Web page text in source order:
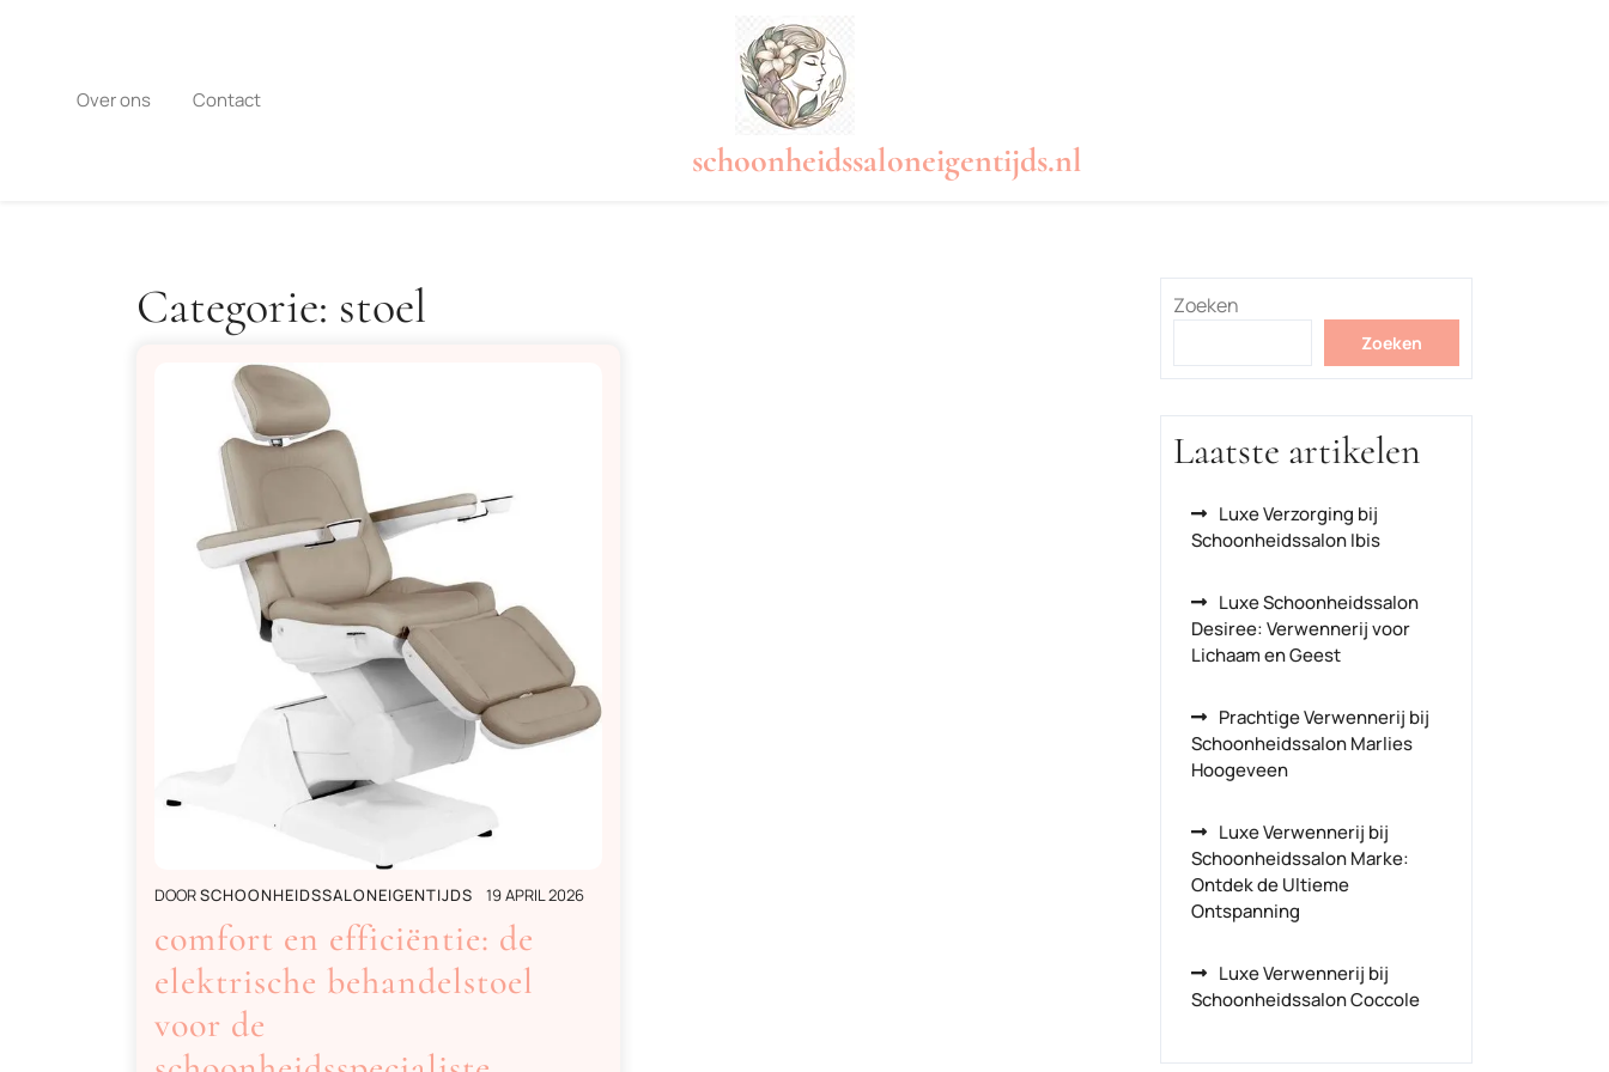
Over ons Contact
schoonheidssaloneigentijds.nl
Categorie: stoel
DOORSCHOONHEIDSSALONEIGENTIJDS 19 APRIL 2026
comfort en efficiëntie: de
elektrische behandelstoel
voor de
Zoeken
Zoeken
Laatste artikelen
Luxe Verzorging bij
Schoonheidssalon Ibis
Luxe Schoonheidssalon
Desiree: Verwennerij voor
Lichaam en Geest
Prachtige Verwennerij bij
Schoonheidssalon Marlies
Hoogeveen
Luxe Verwennerij bij
Schoonheidssalon Marke:
Ontdek de Ultieme
Ontspanning
Luxe Verwennerij bij
Schoonheidssalon Coccole